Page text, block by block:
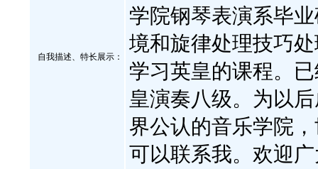
自我描述、特长展示 ：
学院钢琴表演系毕
境和旋律处理技巧
学习英皇的课程。
皇演奏八级。为以
界公认的音乐学院
可以联系我。欢迎